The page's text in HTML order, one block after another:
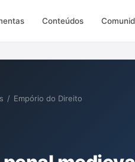
Conteúdos
/ Empório do Direito